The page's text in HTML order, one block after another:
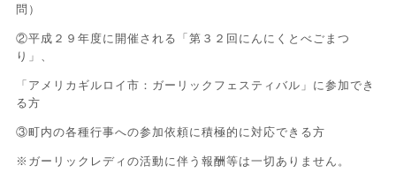
問）
②平成２９年度に開催される「第３２回にんにくとべごまつ
り」、
「アメリカギルロイ市：ガーリックフェスティバル」に参加でき
る方
③町内の各種行事への参加依頼に積極的に対応できる方
※ガーリックレディの活動に伴う報酬等は一切ありません。